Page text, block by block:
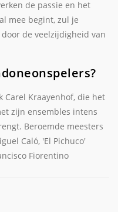
de passie en het
mee begint, zul je
de veelzijdigheid van
Kraayenhof, die het
zijn ensembles intens
Beroemde meesters
Caló, 'El Pichuco'
Fiorentino